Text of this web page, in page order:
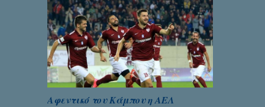
Αλευρογιάννης
Αφεντικό του Κάμπου η ΑΕΛ